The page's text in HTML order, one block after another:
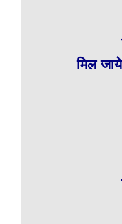
मिल